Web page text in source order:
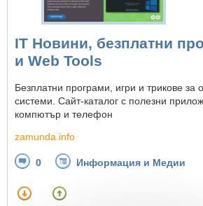
IT Новини, безплатни
и Web Tools
Безплатни програми, игри и трикове за
системи. Сайт-каталог с полезни
компютър и телефон
zamunda.info
0 Информация и Медии